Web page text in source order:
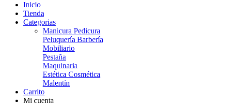
Inicio
Tienda
Categorias
Manicura Pedicura
Peluquería Barbería
Mobiliario
Pestaña
Maquinaria
Estética Cosmética
Malentín
Carrito
Mi cuenta